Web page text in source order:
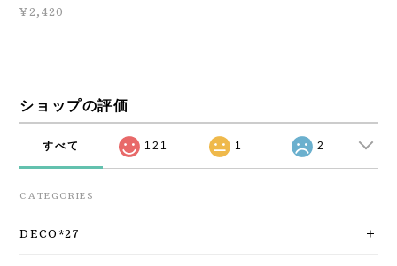
¥2,420
ショップの評価
すべて 121 1 2
CATEGORIES
DECO*27